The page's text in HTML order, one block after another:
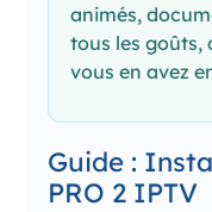
animés,
tous les goûts,
vous en avez
Guide :
PRO 2 IPTV